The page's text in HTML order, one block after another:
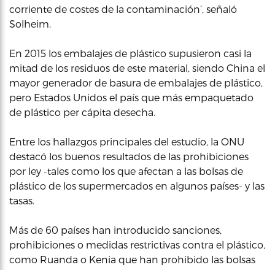
corriente de costes de la contaminación’, señaló
Solheim.
En 2015 los embalajes de plástico supusieron casi la
mitad de los residuos de este material, siendo China el
mayor generador de basura de embalajes de plástico,
pero Estados Unidos el país que más empaquetado
de plástico per cápita desecha.
Entre los hallazgos principales del estudio, la ONU
destacó los buenos resultados de las prohibiciones
por ley -tales como los que afectan a las bolsas de
plástico de los supermercados en algunos países- y las
tasas.
Más de 60 países han introducido sanciones,
prohibiciones o medidas restrictivas contra el plástico,
como Ruanda o Kenia que han prohibido las bolsas